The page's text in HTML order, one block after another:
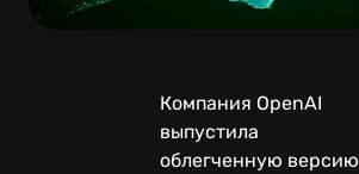
Компания OpenAI
выпустила
облегченную версию